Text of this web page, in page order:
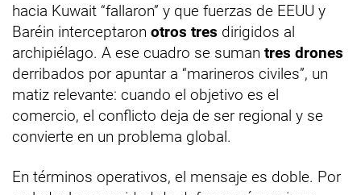
hacia Kuwait “fallaron” y que fuerzas de EEUU y
Baréin interceptaron otros tres dirigidos al
archipiélago. A ese cuadro se suman tres drones
derribados por apuntar a “marineros civiles”, un
matiz relevante: cuando el objetivo es el
comercio, el conflicto deja de ser regional y se
convierte en un problema global.
En términos operativos, el mensaje es doble. Por